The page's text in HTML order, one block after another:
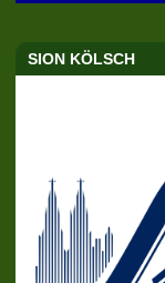
SION KÖLSCH